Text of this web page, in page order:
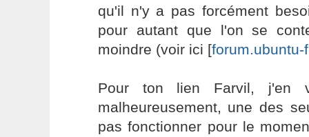
qu'il n'y a pas forcément
pour autant que l'on se
moindre (voir ici [forum.ubuntu-
Pour ton lien Farvil, j'en
malheureusement, une des
pas fonctionner pour le